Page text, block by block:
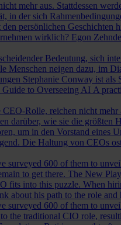
mehr aus. Stattdessen
in der sich
persönlichen Geschichten
wirklich? Egon
Bedeutung, sich
Menschen neigen dazu, im
Stephanie Conway ist als
to Overseeing AI A
Rolle, reichen nicht mehr
darüber, wie sie die größten
um in den Vorstand eines
Die Haltung von CEOs
surveyed 600 of them to
to get there. The New
fits into this puzzle. When
his path to the role and
surveyed 600 of them to
the traditional CIO role,